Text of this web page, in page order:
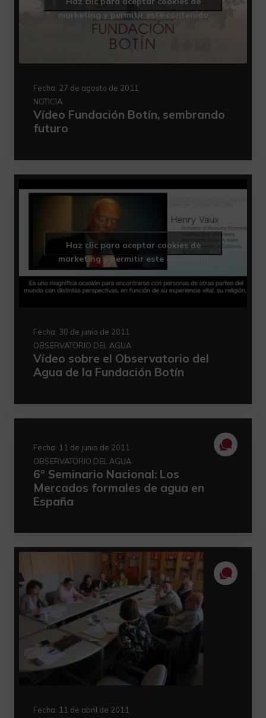
marketing y permitir este contenido
Fecha: 27 de agosto de 2011
NOTICIA
Vídeo Fundación Botín, sembrando
futuro
Haz clic para aceptar cookies de
marketing y permitir este contenido
Fecha: 30 de junio de 2011
OBSERVATORIO DEL AGUA
Vídeo sobre el Observatorio del
Agua de la Fundación Botín
Fecha: 11 de junio de 2011
OBSERVATORIO DEL AGUA
6º Seminario Nacional: Los
Mercados formales de agua en
España
Fecha: 11 de abril de 2011